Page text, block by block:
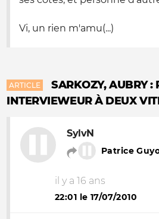
Vi, un rien m'amu(...)
ARTICLE
SARKOZY, AUBRY :
INTERVIEWEUR À DEUX
SylvN
Patrice
il y a 16 ans
22:01 le 17/07/2010